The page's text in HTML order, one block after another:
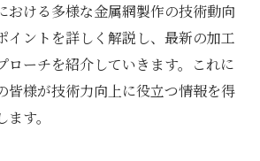
おける多様な金属網製作の技術動向
イントを詳しく解説し、最新の加工
ローチを紹介していきます。これに
皆様が技術力向上に役立つ情報を得
す。